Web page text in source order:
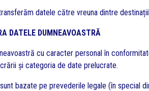
datele către vreuna dintre
DATELE DUMNEAVOASTRĂ
cu caracter personal în
și categoria de date prelucrate.
bazate pe prevederile legale (în special